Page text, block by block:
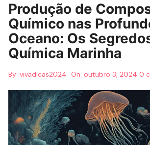
Produção de
Químico nas
Oceano: Os
Química Marinha
By: vivadicas2024 On:outubro 3, 2024 0